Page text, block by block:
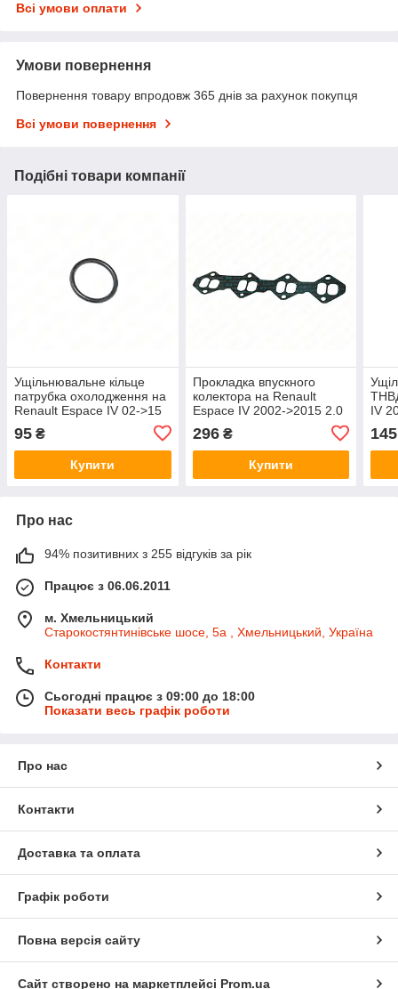
Всі умови оплати
Умови повернення
Повернення товару впродовж 365 днів за рахунок покупця
Всі умови повернення
Подібні товари компанії
Ущільнювальне кільце
патрубка охолодження на
Renault Espace IV 02->15
2.2dCi - Nissan (Оригінал)
- 11062-00QAA
95 ₴
Купити
Прокладка впускного
колектора на Renault
Espace IV 2002->2015 2.0
dCi - Nissan (Оригінал) -
14038-00Q0A
296₴
Купити
IV
145
Про нас
94% позитивних з 255 відгуків за рік
Працює з 06.06.2011
м. Хмельницький
Старокостянтинівське шосе, 5а , Хмельницький, Україна
Контакти
Сьогодні працює з 09:00 до 18:00
Показати весь графік роботи
Про нас
Контакти
Доставка та оплата
Графік роботи
Повна версія сайту
Сайт створено на маркетплейсі Prom.ua